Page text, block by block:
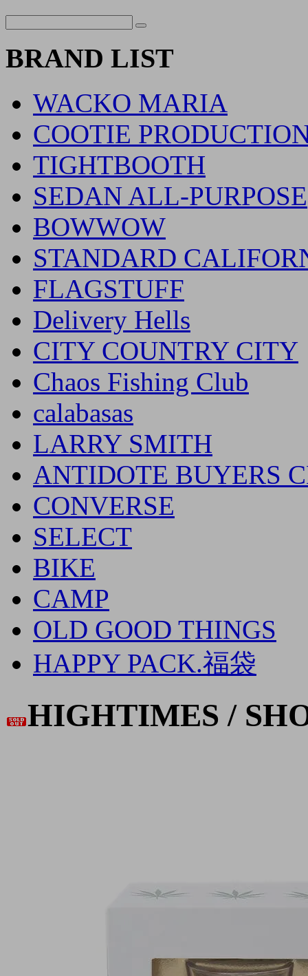
BRAND LIST
WACKO MARIA
COOTIE
TIGHTBOOTH
SEDAN ALL-PURPOSE
BOWWOW
STANDARD
FLAGSTUFF
Delivery Hells
CITY COUNTRY CITY
Chaos Fishing Club
calabasas
LARRY SMITH
ANTIDOTE BUYERS
CONVERSE
SELECT
BIKE
CAMP
OLD GOOD THINGS
HAPPY PACK.福袋
HIGHTIMES /